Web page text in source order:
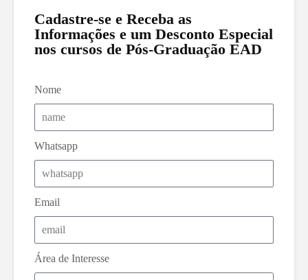
Cadastre-se e Receba as
Informações e um Desconto Especial
nos cursos de Pós-Graduação EAD
Nome
Whatsapp
Email
Área de Interesse